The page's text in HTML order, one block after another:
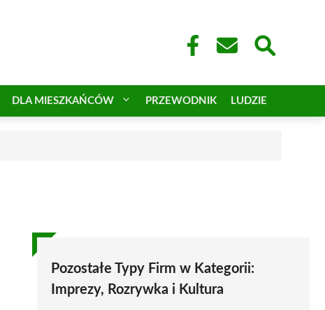
DLA MIESZKAŃCÓW PRZEWODNIK LUDZIE
Pozostałe Typy Firm w Kategorii:
Imprezy, Rozrywka i Kultura